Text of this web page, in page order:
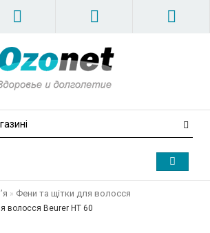
Фени та щітки для волосся
волосся Beurer НТ 60